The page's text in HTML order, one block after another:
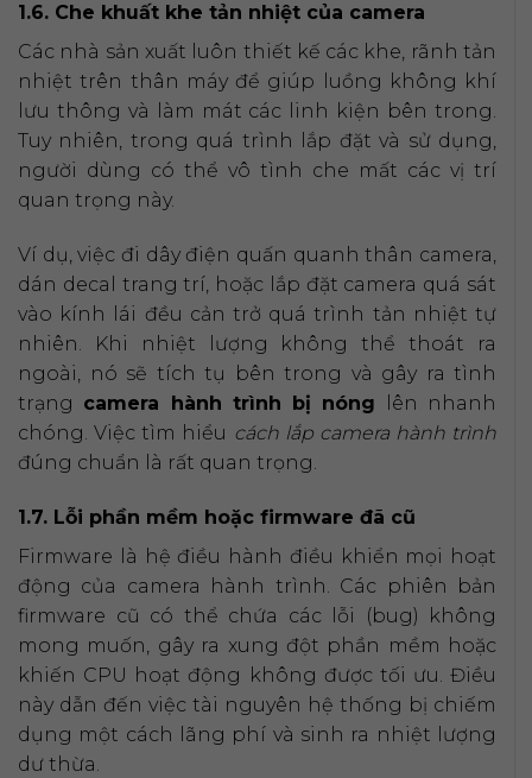
1.6. Che khuất khe tản nhiệt của camera
Các nhà sản xuất luôn thiết kế các khe, rãnh tản
nhiệt trên thân máy để giúp luồng không khí
lưu thông và làm mát các linh kiện bên trong.
Tuy nhiên, trong quá trình lắp đặt và sử dụng,
người dùng có thể vô tình che mất các vị trí
quan trọng này.
Ví dụ, việc đi dây điện quấn quanh thân camera,
dán decal trang trí, hoặc lắp đặt camera quá sát
vào kính lái đều cản trở quá trình tản nhiệt tự
nhiên. Khi nhiệt lượng không thể thoát ra
ngoài, nó sẽ tích tụ bên trong và gây ra tình
trạng camera hành trình bị nóng lên nhanh
chóng. Việc tìm hiểu cách lắp camera hành trình
đúng chuẩn là rất quan trọng.
1.7. Lỗi phần mềm hoặc firmware đã cũ
Firmware là hệ điều hành điều khiển mọi hoạt
động của camera hành trình. Các phiên bản
firmware cũ có thể chứa các lỗi (bug) không
mong muốn, gây ra xung đột phần mềm hoặc
khiến CPU hoạt động không được tối ưu. Điều
này dẫn đến việc tài nguyên hệ thống bị chiếm
dụng một cách lãng phí và sinh ra nhiệt lượng
dư thừa.